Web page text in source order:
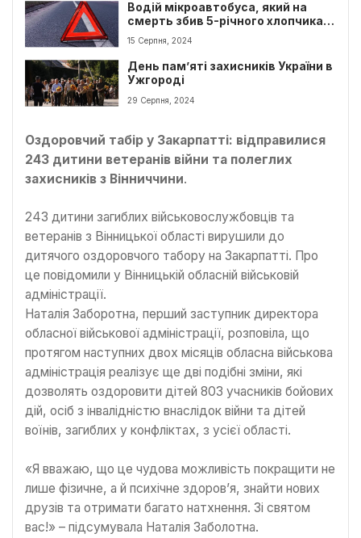
Водій мікроавтобуса, який на
смерть збив 5-річного хлопчика –
виправданий
15 Серпня, 2024
День пам’яті захисників України в
Ужгороді
29 Серпня, 2024
Оздоровчий табір у Закарпатті: відправилися
243 дитини ветеранів війни та полеглих
захисників з Вінниччини.
243 дитини загиблих військовослужбовців та
ветеранів з Вінницької області вирушили до
дитячого оздоровчого табору на Закарпатті. Про
це повідомили у Вінницькій обласній військовій
адміністрації.
Наталія Заборотна, перший заступник директора
обласної військової адміністрації, розповіла, що
протягом наступних двох місяців обласна військова
адміністрація реалізує ще дві подібні зміни, які
дозволять оздоровити дітей 803 учасників бойових
дій, осіб з інвалідністю внаслідок війни та дітей
воїнів, загиблих у конфліктах, з усієї області.
«Я вважаю, що це чудова можливість покращити не
лише фізичне, а й психічне здоров’я, знайти нових
друзів та отримати багато натхнення. Зі святом
вас!» – підсумувала Наталія Заболотна.